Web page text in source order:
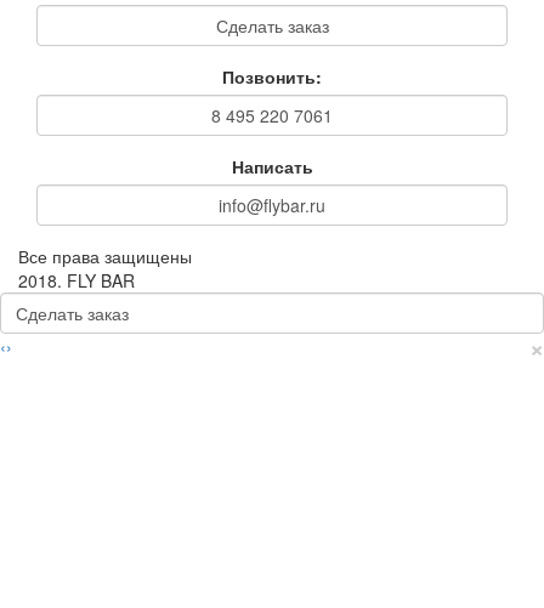
Позвонить:
8 495 220 7061
Написать
info@flybar.ru
Все права защищены
2018. FLY BAR
Сделать заказ
‹› ×